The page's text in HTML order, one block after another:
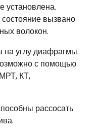
установлена.
вызвано
волокон.
углу диафрагмы.
с помощью
КТ,
рассосать